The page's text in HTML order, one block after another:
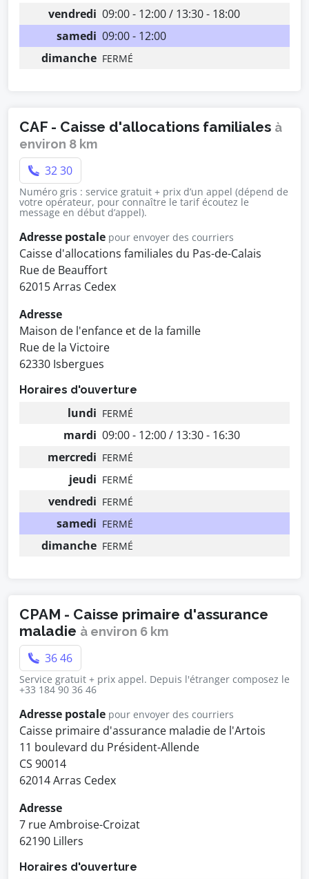
vendredi 09:00 - 12:00 / 13:30 - 18:00
samedi 09:00 - 12:00
dimanche FERMÉ
CAF - Caisse d'allocations familiales à
environ 8 km
32 30
Numéro gris : service gratuit + prix d’un appel (dépend de
votre opérateur, pour connaître le tarif écoutez le
message en début d’appel).
Adresse postale pour envoyer des courriers
Caisse d'allocations familiales du Pas-de-Calais
Rue de Beauffort
62015 Arras Cedex
Adresse
Maison de l'enfance et de la famille
Rue de la Victoire
62330 Isbergues
Horaires d'ouverture
lundi FERMÉ
mardi 09:00 - 12:00 / 13:30 - 16:30
mercredi FERMÉ
jeudi FERMÉ
vendredi FERMÉ
samedi FERMÉ
dimanche FERMÉ
CPAM - Caisse primaire d'assurance
maladie à environ 6 km
36 46
Service gratuit + prix appel. Depuis l'étranger composez le
+33 184 90 36 46
Adresse postale pour envoyer des courriers
Caisse primaire d'assurance maladie de l'Artois
11 boulevard du Président-Allende
CS 90014
62014 Arras Cedex
Adresse
7 rue Ambroise-Croizat
62190 Lillers
Horaires d'ouverture